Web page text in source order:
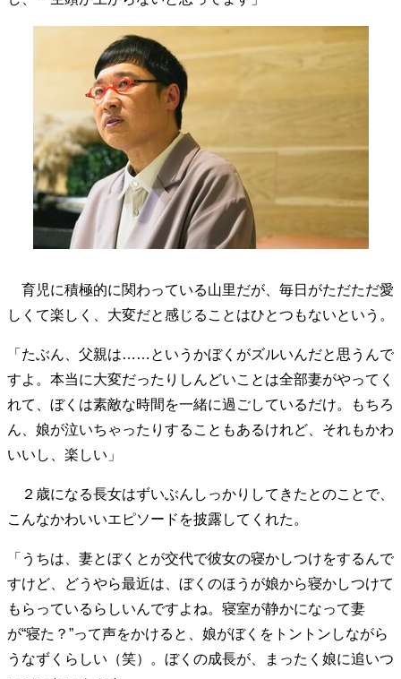
70代のグランドデザイン
社会・カルチャー・マネー
地域とつながる/お金との付き合い方
育児に積極的に関わっている山里だが、毎日がただただ愛
しくて楽しく、大変だと感じることはひとつもないという。
「たぶん、父親は……というかぼくがズルいんだと思うんで
すよ。本当に大変だったりしんどいことは全部妻がやってく
れて、ぼくは素敵な時間を一緒に過ごしているだけ。もちろ
ん、娘が泣いちゃったりすることもあるけれど、それもかわ
いいし、楽しい」
２歳になる長女はずいぶんしっかりしてきたとのことで、
こんなかわいいエピソードを披露してくれた。
「うちは、妻とぼくとが交代で彼女の寝かしつけをするんで
すけど、どうやら最近は、ぼくのほうが娘から寝かしつけて
もらっているらしいんですよね。寝室が静かになって妻
が“寝た？”って声をかけると、娘がぼくをトントンしながら
うなずくらしい（笑）。ぼくの成長が、まったく娘に追いつ